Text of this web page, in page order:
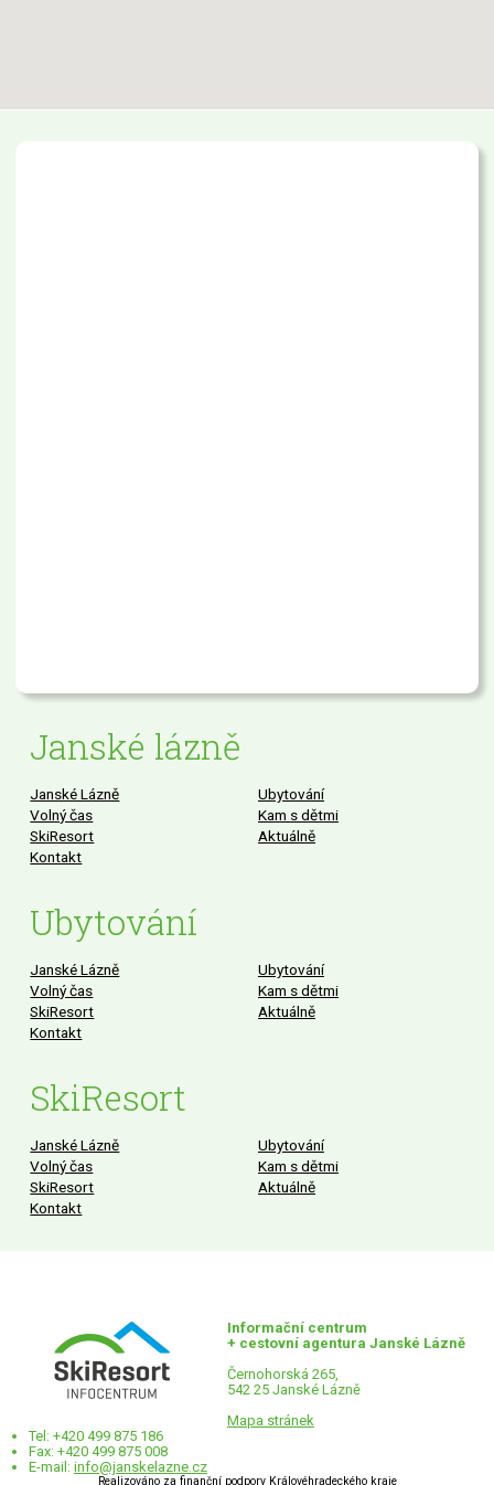
Janské lázně
Janské Lázně
Ubytování
Volný čas
Kam s dětmi
SkiResort
Aktuálně
Kontakt
Ubytování
Janské Lázně
Ubytování
Volný čas
Kam s dětmi
SkiResort
Aktuálně
Kontakt
SkiResort
Janské Lázně
Ubytování
Volný čas
Kam s dětmi
SkiResort
Aktuálně
Kontakt
Informační centrum
+ cestovní agentura Janské Lázně
Černohorská 265,
542 25 Janské Lázně
Mapa stránek
Tel: +420 499 875 186
Fax: +420 499 875 008
E-mail: info@janskelazne.cz
Realizováno za finanční podpory Královéhradeckého kraje